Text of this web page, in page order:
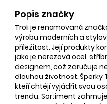
Popis značky
Troli je renomovaná
výrobu moderních a
příležitost. Její produkty
jako je nerezová ocel,
designem, což zaručuje
dlouhou životnost. Šperky
kteří chtějí vyjádřit svou
trendu. Sortiment zahrnuje